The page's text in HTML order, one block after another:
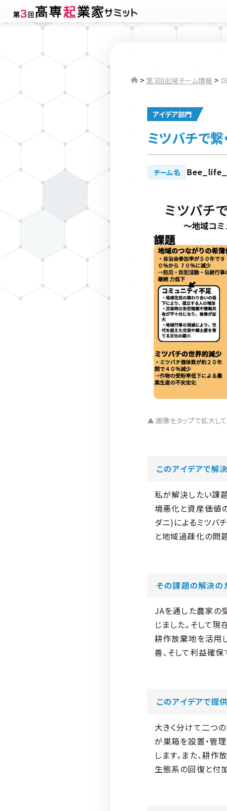
> 第3回出場チーム情報 >
アイデア部門
ミツバチで
チーム名
▲ 画像をタップで拡大して
このアイデアで解
私が解決したい課
境悪化と資産価値
ダニ)によるミツバ
と地域過疎化の問題
その課題の解決の
JAを通した農家の
じました。そして
耕作放棄地を活用
善、そして利益確保
このアイデアで提
大きく分けて二つ
が巣箱を設置・管
します。また、耕
生態系の回復と付